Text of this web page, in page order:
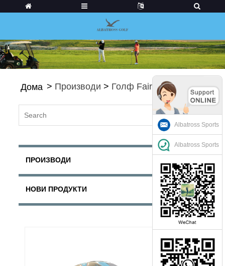
Дома > Производи > Голф Fairways
ПРОИЗВОДИ
НОВИ ПРОДУКТИ
Albatross Sports
Albatross Sports